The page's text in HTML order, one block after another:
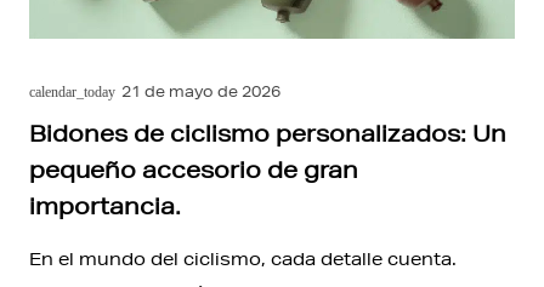
calendar_today 21 de mayo de 2026
Bidones de ciclismo personalizados: Un
pequeño accesorio de gran
importancia.
En el mundo del ciclismo, cada detalle cuenta.